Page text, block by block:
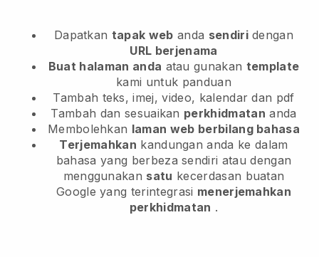
Dapatkan tapak web anda sendiridengan
URL berjenama
Buat halaman anda atau gunakan template
kami untuk panduan
Tambah teks, imej, video, kalendar dan pdf
Tambah dan sesuaikan perkhidmatan anda
Membolehkan laman web berbilang bahasa
Terjemahkan kandungan anda ke dalam
bahasa yang berbeza sendiri atau dengan
menggunakan satu kecerdasan buatan
Google yang terintegrasi menerjemahkan
perkhidmatan .